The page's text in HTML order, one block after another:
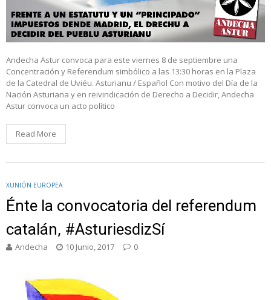
Andecha Astur convoca para este viernes 8 de septiembre una
Concentración y Referendum simbólico a las 13:30 horas en la Plaza
de la Catedral de Uviéu. Asturianu / Español Con motivo del Día de la
Nación Asturiana y en reivindicación de Derecho a Decidir, Andecha
Astur convoca un acto político
Read More
XUNIÓN EUROPEA
Énte la convocatoria del referendum
catalán, #AsturiesdizSí
Andecha 10 Junio, 2017 0